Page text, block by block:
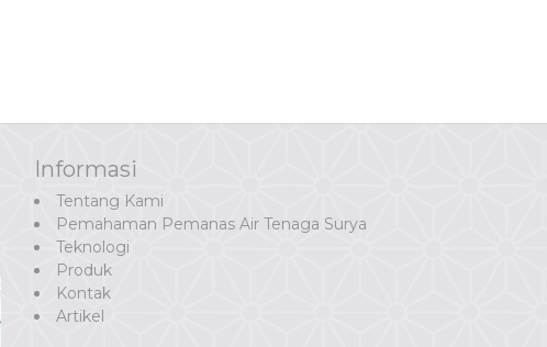
Informasi
Tentang Kami
Pemahaman Pemanas Air Tenaga Surya
Teknologi
Produk
Kontak
Artikel